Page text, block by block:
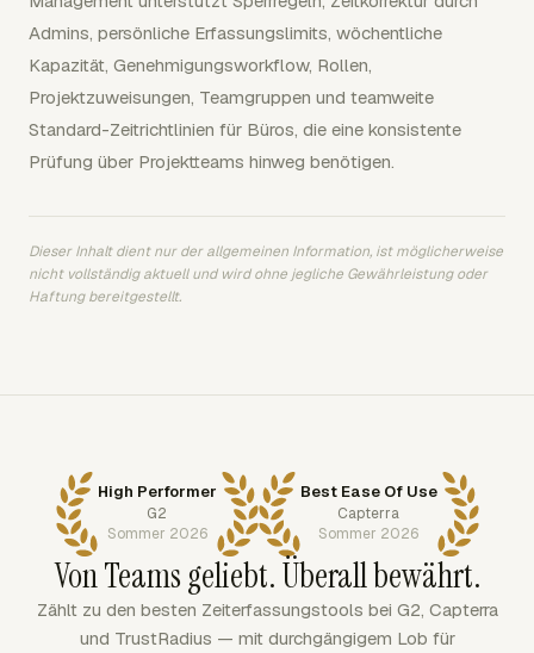
Admins, persönliche Erfassungslimits, wöchentliche
Kapazität, Genehmigungsworkflow, Rollen,
Projektzuweisungen, Teamgruppen und teamweite
Standard-Zeitrichtlinien für Büros, die eine konsistente
Prüfung über Projektteams hinweg benötigen.
Dieser Inhalt dient nur der allgemeinen Information, ist möglicherweise
nicht vollständig aktuell und wird ohne jegliche Gewährleistung oder
Haftung bereitgestellt.
High Performer
G2
Sommer 2026
Best Ease Of Use
Capterra
Sommer 2026
Von Teams geliebt. Überall bewährt.
Zählt zu den besten Zeiterfassungstools bei G2, Capterra
und TrustRadius — mit durchgängigem Lob für